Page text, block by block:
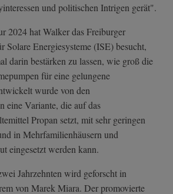
und politischen Intrigen gerät".
2024 hat Walker das Freiburger
Solare Energiesysteme (ISE) besucht,
darin bestärken zu lassen, wie groß die
für eine gelungene
wurde von den
eine Variante, die auf das
Propan setzt, mit sehr geringen
in Mehrfamilienhäusern und
eingesetzt werden kann.
Jahrzehnten wird geforscht in
von Marek Miara. Der promovierte